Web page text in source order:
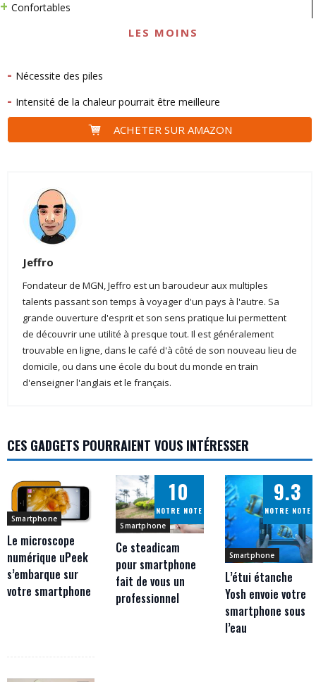
Confortables
LES MOINS
Nécessite des piles
Intensité de la chaleur pourrait être meilleure
ACHETER SUR AMAZON
Jeffro
Fondateur de MGN, Jeffro est un baroudeur aux multiples
talents passant son temps à voyager d'un pays à l'autre. Sa
grande ouverture d'esprit et son sens pratique lui permettent
de découvrir une utilité à presque tout. Il est généralement
trouvable en ligne, dans le café d'à côté de son nouveau lieu de
domicile, ou dans une école du bout du monde en train
d'enseigner l'anglais et le français.
CES GADGETS POURRAIENT VOUS INTÉRESSER
Smartphone
Le microscope
numérique uPeek
s’embarque sur
votre smartphone
10
NOTRE NOTE
Smartphone
Ce steadicam
pour smartphone
fait de vous un
professionnel
9.3
NOTRE NOTE
Smartphone
L’étui étanche
Yosh envoie votre
smartphone sous
l’eau